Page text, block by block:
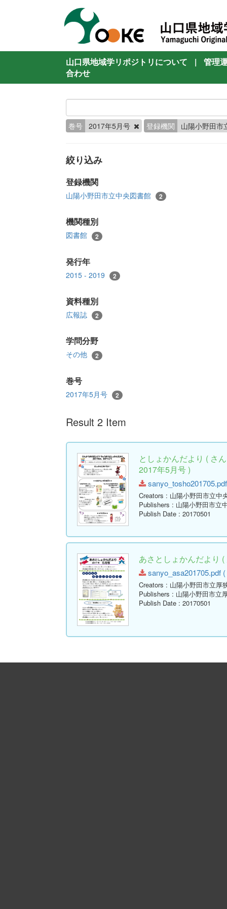
山口県地域学リポジトリについて |
管理
合わせ
巻号 2017年5月号 登録機関 山陽小野田
絞り込み
登録機関
山陽小野田市立中央図書館 2
機関種別
図書館 2
発行年
2015 - 2019 2
資料種別
広報誌 2
学問分野
その他 2
巻号
2017年5月号 2
Result 2 Item
としょかんだより ( さ
2017年5月号 )
Creators : 山陽小野田市立中
Publishers : 山陽小野田市立
Publish Date : 20170501
あさとしょかんだより
sanyo_asa201705.pdf
Creators : 山陽小野田市立厚
Publishers : 山陽小野田市立
Publish Date : 20170501